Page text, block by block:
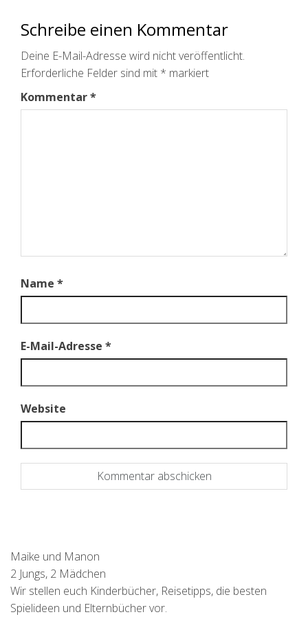
Schreibe einen Kommentar
Deine E-Mail-Adresse wird nicht veröffentlicht.
Erforderliche Felder sind mit * markiert
Kommentar*
Name *
E-Mail-Adresse *
Website
Maike und Manon
2 Jungs, 2 Mädchen
Wir stellen euch Kinderbücher, Reisetipps, die besten
Spielideen und Elternbücher vor.